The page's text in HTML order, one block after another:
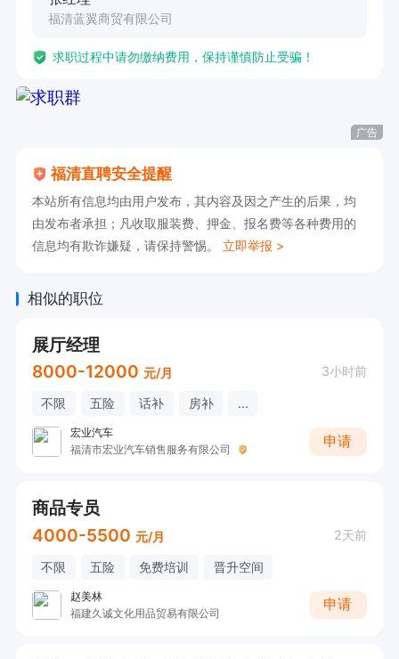
6、享受法定节假日。
福清蓝翼商贸有限公司
求职过程中请勿缴纳费用，保持谨慎防止受骗！
广告
福清直聘安全提醒
本站所有信息均由用户发布，其内容及因之产生的后果，均
由发布者承担；凡收取服装费、押金、报名费等各种费用的
信息均有欺诈嫌疑，请保持警惕。 立即举报 >
相似的职位
展厅经理
8000-12000 元/月 3小时前
不限 五险 话补 房补 ...
宏业汽车
福清市宏业汽车销售服务有限公司
申请
商品专员
4000-5500 元/月 2天前
不限 五险 免费培训 晋升空间
赵美林
福建久诚文化用品贸易有限公司
申请